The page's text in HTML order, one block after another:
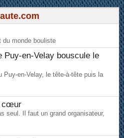
du monde bouliste
Puy-en-Velay bouscule le
Puy-en-Velay, le tête-à-tête puis la
cœur
seul. Il faut un grand organisateur,